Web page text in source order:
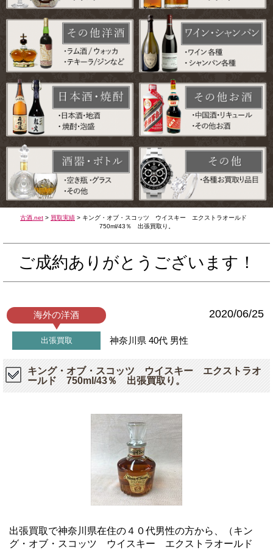
古酒.net > 買取実績 > キング・オブ・スコッツ ウイスキー エクストラオールド
750ml/43％ 出張買取り。
ご成約ありがとうございます！
海外の洋酒 2020/06/25
出張買取 神奈川県 40代 男性
キング・オブ・スコッツ ウイスキー エクストラオ
ールド 750ml/43％ 出張買取り。
出張買取で神奈川県在住の４０代男性の方から、（キン
グ・オブ・スコッツ ウイスキー エクストラオールド